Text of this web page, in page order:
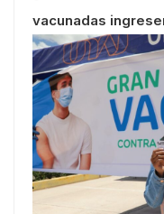
vacunadas